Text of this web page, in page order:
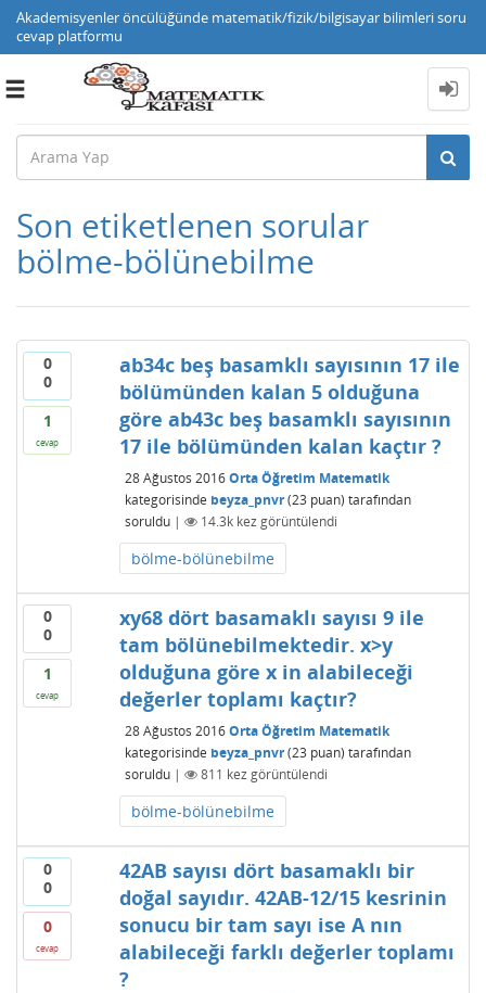
Akademisyenler öncülüğünde matematik/fizik/bilgisayar bilimleri soru
cevap platformu
Toggle
Son etiketlenen sorular
bölme-bölünebilme
0
0
1
cevap
ab34c beş basamklı sayısının 17 ile
bölümünden kalan 5 olduğuna
göre ab43c beş basamklı sayısının
17 ile bölümünden kalan kaçtır ?
28 Ağustos 2016 Orta Öğretim Matematik
kategorisinde beyza_pnvr (23 puan) tarafından
soruldu | 14.3kkez görüntülendi
bölme-bölünebilme
0
0
1
cevap
xy68 dört basamaklı sayısı 9 ile
tam bölünebilmektedir. x>y
olduğuna göre x in alabileceği
değerler toplamı kaçtır?
28 Ağustos 2016 Orta Öğretim Matematik
kategorisinde beyza_pnvr (23 puan) tarafından
soruldu | 811 kez görüntülendi
bölme-bölünebilme
0
0
0
cevap
42AB sayısı dört basamaklı bir
doğal sayıdır. 42AB-12/15 kesrinin
sonucu bir tam sayı ise A nın
alabileceği farklı değerler toplamı
?